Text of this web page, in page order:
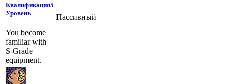
Квалификация5
Уровень
You become
familiar with
S-Grade
equipment.
Пассивный